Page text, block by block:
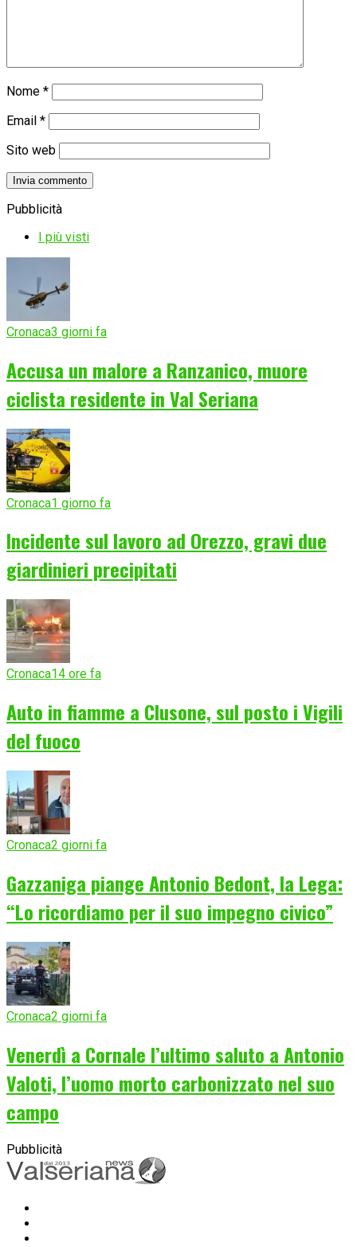
Nome *
Email *
Sito web
Pubblicità
I più visti
Cronaca3 giorni fa
Accusa un malore a Ranzanico, muore
ciclista residente in Val Seriana
Cronaca1 giorno fa
Incidente sul lavoro ad Orezzo, gravi due
giardinieri precipitati
Cronaca14 ore fa
Auto in fiamme a Clusone, sul posto i Vigili
del fuoco
Cronaca2 giorni fa
Gazzaniga piange Antonio Bedont, la Lega:
“Lo ricordiamo per il suo impegno civico”
Cronaca2 giorni fa
Venerdì a Cornale l’ultimo saluto a Antonio
Valoti, l’uomo morto carbonizzato nel suo
campo
Pubblicità